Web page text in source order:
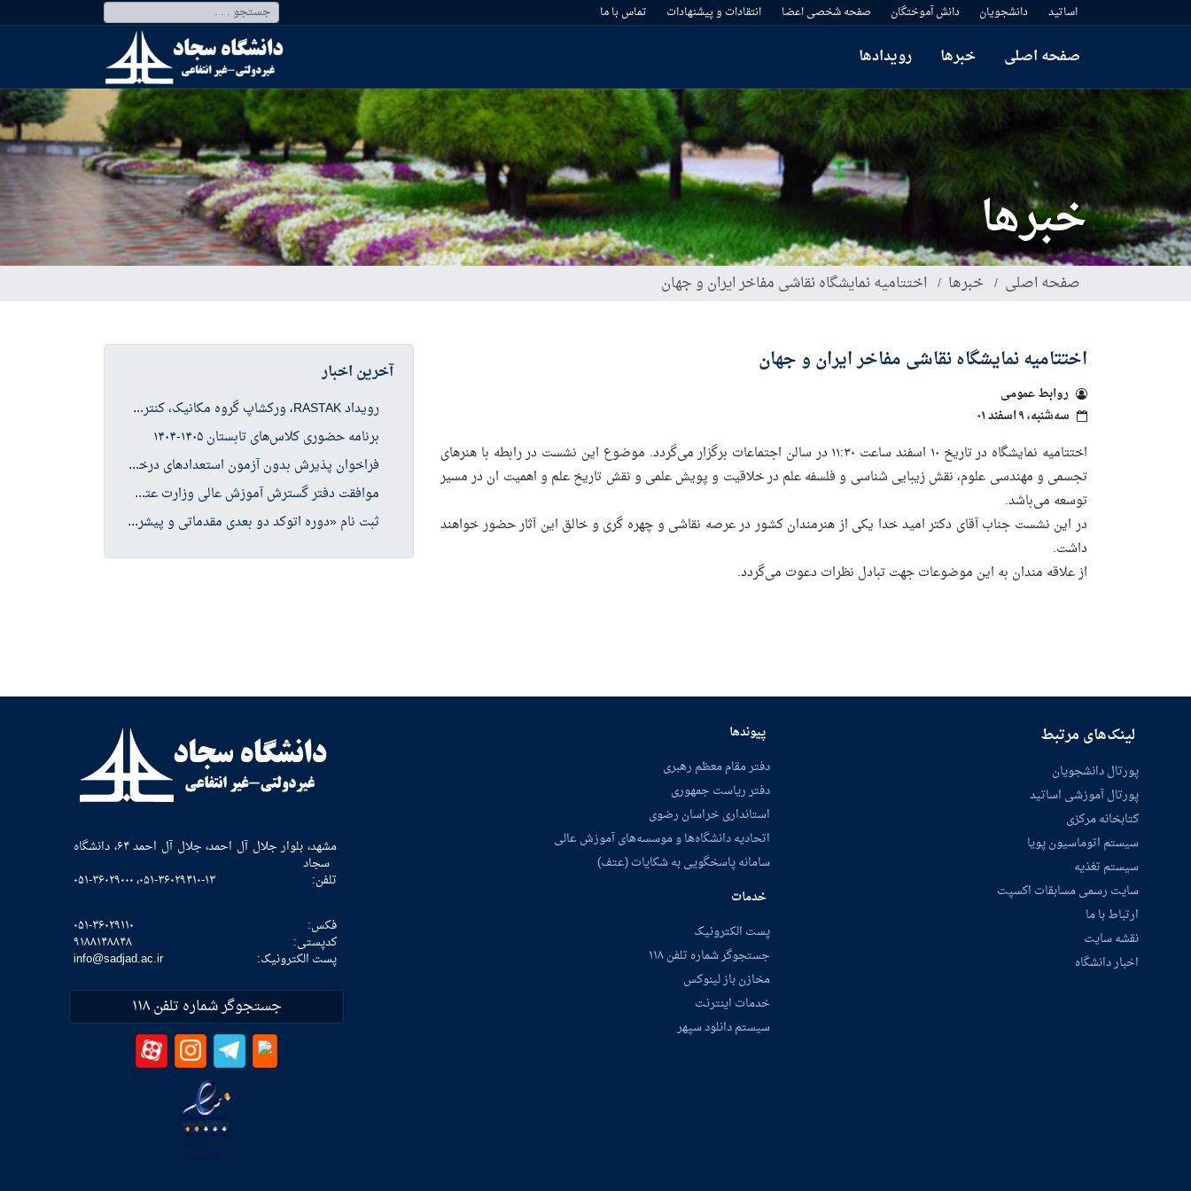
به
اساتید دانشجویان دانش آموختگان صفحه شخصی اعضا انتقادات و پیشنهادات تماس با ما
صفحه اصلی خبرها رویدادها
خبرها
صفحه اصلی خبرها اختتامیه نمایشگاه نقاشی مفاخر ایران و جهان
اختتامیه نمایشگاه نقاشی مفاخر ایران و جهان
روابط عمومی
سه‌شنبه، ۹ اسفند ۰۱
اختتامیه نمایشگاه در تاریخ ۱۰ اسفند ساعت ۱۱:۳۰ در سالن اجتماعات برگزار می‌گردد. موضوع این نشست در رابطه با هنرهای
تجسمی و مهندسی علوم، نقش زیبایی شناسی و فلسفه علم در خلاقیت و پویش علمی و نقش تاریخ علم و اهمیت ان در مسیر
توسعه می‌باشد.
در این نشست جناب آقای دکتر امید خدا یکی از هنرمندان کشور در عرصه نقاشی و چهره گری و خالق این آثار حضور خواهند
داشت.
از علاقه مندان به این موضوعات جهت تبادل نظرات دعوت می‌گردد.
آخرین اخبار
روی
داد RASTAK، ورکشاپ گروه مکانیک، کنترل کیفیت
برنامه حضوری کلاس‌های تابستان ۱۴۰۵-۱۴۰۴
فرا
خوان پذیرش بدون آزمون استعدادهای درخشان در مقطع کارشناسی ارشد سال تحصیلی ۱۴۰۶-۱۴۰۵
موا
فقت دفتر گسترش آموزش عالی وزارت عتف با پذیرش دانشجو در چهار رشته کارشناسی ارشد حوزه علوم انسانی
ثبت
نام «دوره اتوکد دو بعدی مقدماتی و پیشرفته»
لینک‌های مرتبط
پورتال دانشجویان
پورتال آموزشی اساتید
کتابخانه مرکزی
سیستم اتوماسیون پویا
سیستم تغذیه
سایت رسمی مسابقات اکسپت
ارتباط با ما
نقشه سایت
اخبار دانشگاه
پیوندها
دفتر مقام معظم رهبری
دفتر ریاست جمهوری
استانداری خراسان رضوی
اتحادیه دانشگاه‌ها و موسسه‌های آموزش عالی
سامانه پاسخگویی به شکایات (عتف)
خدمات
پست الکترونیک
جستجوگر شماره تلفن ۱۱۸
مخازن باز لینوکس
خدمات اینترنت
سیستم دانلود سپهر
مشهد، بلوار جلال آل احمد، جلال آل احمد ۶۴، دانشگاه
سجاد
تلفن: ۰۵۱-۳۶۰۲۹۴۱۰-۱۳، ۰۵۱-۳۶۰۲۹۰۰۰
فکس: ۰۵۱-۳۶۰۲۹۱۱۰
كدپستی: ۹۱۸۸۱۴۸۸۴۸
پست الکترونیک: info@sadjad.ac.ir
جستجوگر شماره تلفن ۱۱۸